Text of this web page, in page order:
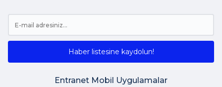
Haber listesine kaydolun!
Entranet Mobil Uygulamalar